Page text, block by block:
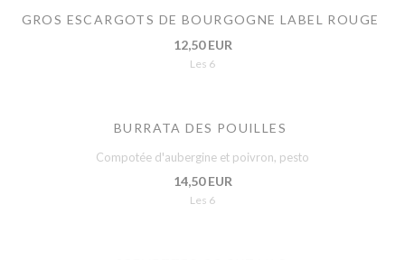
GROS ESCARGOTS DE BOURGOGNE LABEL ROUGE
12,50 EUR
Les 6
BURRATA DES POUILLES
Compotée d'aubergine et poivron, pesto
14,50 EUR
Les 6